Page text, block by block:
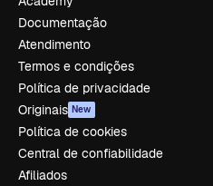
Documentação
Atendimento
Termos e condições
Política de privacidade
Originais New
Política de cookies
Central de confiabilidade
Afiliados